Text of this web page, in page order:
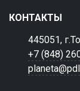
КОНТАКТЫ
445051,
+7 (848)